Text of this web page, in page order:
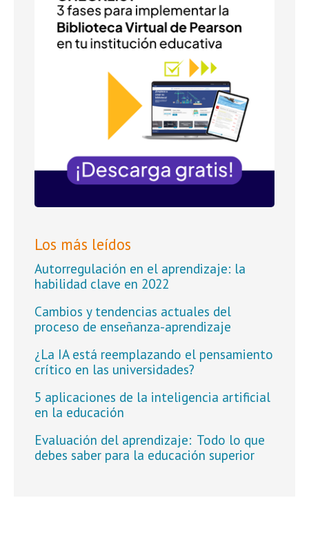
Los más leídos
Autorregulación en el aprendizaje: la
habilidad clave en 2022
Cambios y tendencias actuales del
proceso de enseñanza-aprendizaje
¿La IA está reemplazando el pensamiento
crítico en las universidades?
5 aplicaciones de la inteligencia artificial
en la educación
Evaluación del aprendizaje: Todo lo que
debes saber para la educación superior